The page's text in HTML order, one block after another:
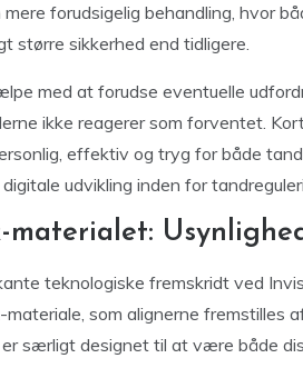
forudsigelig behandling, hvor
større sikkerhed end tidligere.
med at forudse eventuelle
ikke reagerer som forventet.
effektiv og tryg for både
udvikling inden for
materialet:
teknologiske fremskridt ved
materiale, som alignerne fremstilles
særligt designet til at være både